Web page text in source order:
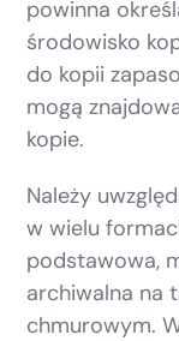
powinna
środowisko
do kopii
mogą
kopie.
Należy
w wielu
podstawowa,
archiwalna na
chmurowym.